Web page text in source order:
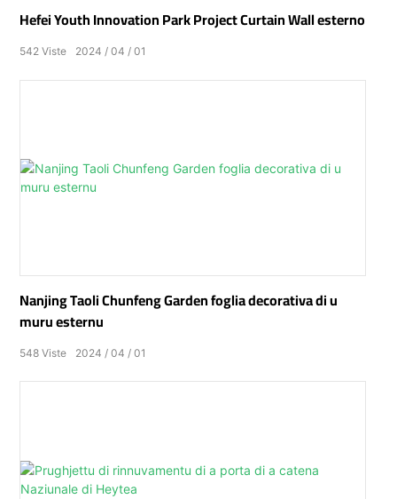
Hefei Youth Innovation Park Project Curtain Wall esterno
2024 04 01
542 Viste
Nanjing Taoli Chunfeng Garden foglia decorativa di u
muru esternu
2024 04 01
548 Viste